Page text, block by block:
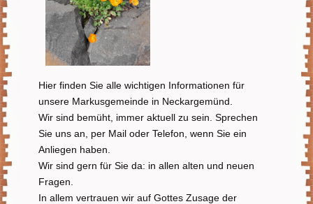
Hier finden Sie alle wichtigen Informationen für
unsere Markusgemeinde in Neckargemünd.
Wir sind bemüht, immer aktuell zu sein. Sprechen
Sie uns an, per Mail oder Telefon, wenn Sie ein
Anliegen haben.
Wir sind gern für Sie da: in allen alten und neuen
Fragen.
In allem vertrauen wir auf Gottes Zusage der